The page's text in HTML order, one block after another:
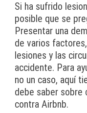
Si ha sufrido
posible que se
Presentar una
de varios
lesiones y las
accidente. Para
no un caso, aquí
debe saber sobre
contra Airbnb.